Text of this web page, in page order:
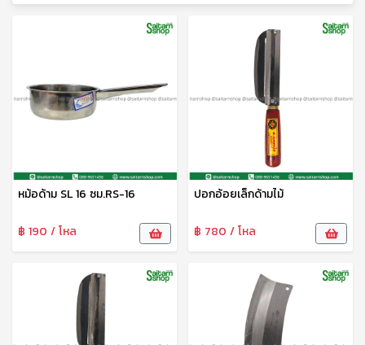
หม้อด้าม SL 16 ซม.RS-16
฿ 190 / โหล
ปอกอ้อยเล็กด้ามไม้
฿ 780 / โหล